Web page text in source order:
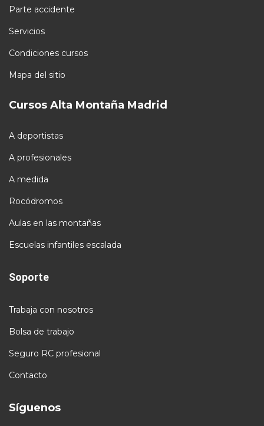
Parte accidente
Servicios
Condiciones cursos
Mapa del sitio
Cursos Alta Montaña Madrid
A deportistas
A profesionales
A medida
Rocódromos
Aulas en las montañas
Escuelas infantiles escalada
Soporte
Trabaja con nosotros
Bolsa de trabajo
Seguro RC profesional
Contacto
Síguenos